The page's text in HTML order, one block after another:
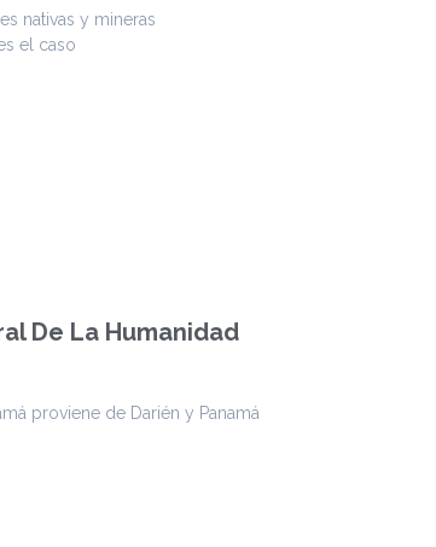
nativas y mineras
el caso
De La Humanidad
proviene de Darién y Panamá